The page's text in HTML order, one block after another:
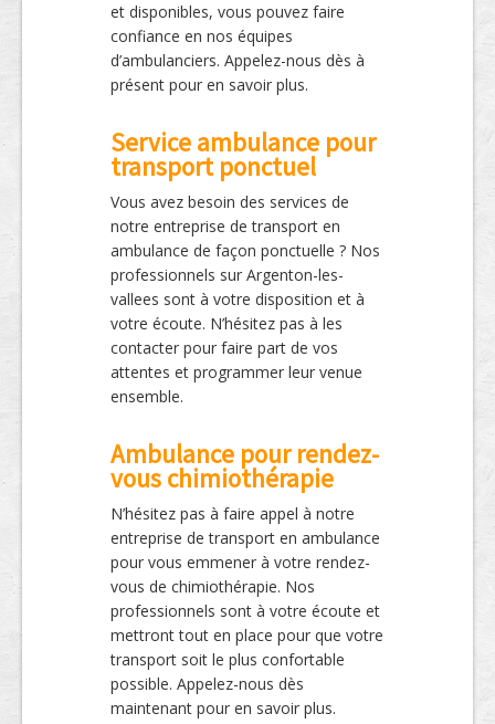
et disponibles, vous pouvez faire
confiance en nos équipes
d’ambulanciers. Appelez-nous dès à
présent pour en savoir plus.
Service ambulance pour
transport ponctuel
Vous avez besoin des services de
notre entreprise de transport en
ambulance de façon ponctuelle ? Nos
professionnels sur Argenton-les-
vallees sont à votre disposition et à
votre écoute. N’hésitez pas à les
contacter pour faire part de vos
attentes et programmer leur venue
ensemble.
Ambulance pour rendez-
vous chimiothérapie
N’hésitez pas à faire appel à notre
entreprise de transport en ambulance
pour vous emmener à votre rendez-
vous de chimiothérapie. Nos
professionnels sont à votre écoute et
mettront tout en place pour que votre
transport soit le plus confortable
possible. Appelez-nous dès
maintenant pour en savoir plus.